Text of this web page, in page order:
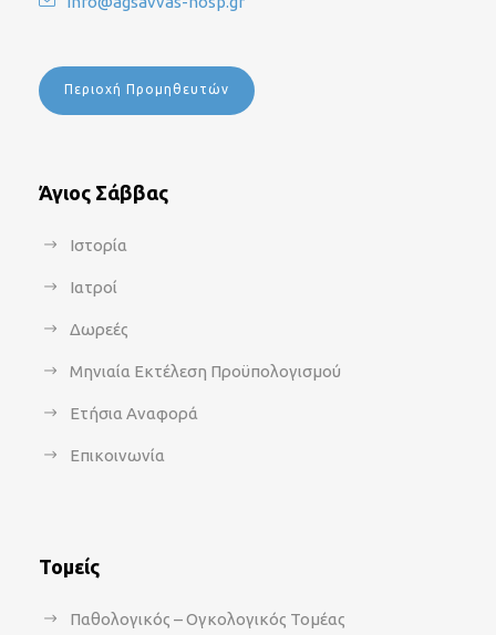
Περιοχή Προμηθευτών
Άγιος Σάββας
Ιστορία
Ιατροί
Δωρεές
Μηνιαία Εκτέλεση Προϋπολογισμού
Ετήσια Αναφορά
Επικοινωνία
Τομείς
Παθολογικός – Ογκολογικός Τομέας